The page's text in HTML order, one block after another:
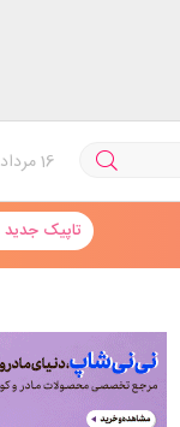
16مرداد 1405
تاپیک جدید